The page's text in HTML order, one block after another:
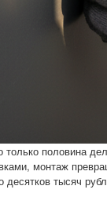
половина
монтаж
тысяч